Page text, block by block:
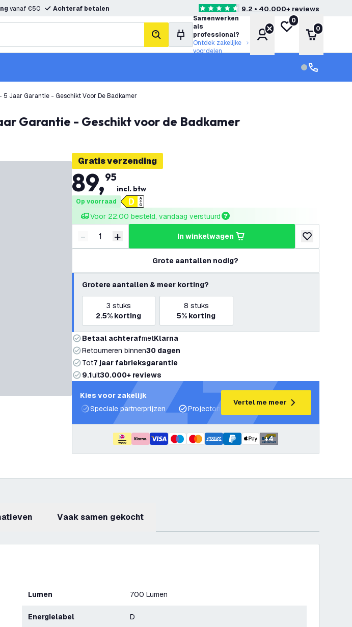
vanaf €50 Achteraf betalen 4.6 score sterren9.2 • 40.000+ reviews
zoeken
Samenwerken
als
professional?
Ontdek zakelijke
voordelen
Account
Mijn verlanglijst
0
0
Jaar Garantie - Geschikt Voor De Badkamer
Garantie - Geschikt voor de Badkamer
Gratis verzending
89,95
incl. btw
Op voorraad
Voor 22:00 besteld, vandaag verstuurd
Verminder hoeveelheid
- Verhoog hoeveelheid
+ in winkelwagen
toevoegen
Grote aantallen nodig?
Grotere aantallen & meer korting?
3 stuks
2.5% korting
8 stuks
5% korting
Betaal achterafmetKlarna
Retourneren binnen30 dagen
Tot7 jaar fabrieksgarantie
9.1uit30.000+ reviews
Kies voor zakelijk
Speciale partnerprijzen
Projectondersteuning en lichtplannen
Vertel me meer
+4
Vaak samen gekocht
Lumen 700 Lumen
Energielabel D